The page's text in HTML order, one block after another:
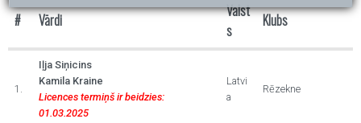
# Vārdi
Valst
s
Klubs
1.
Iļja Siņicins
Kamila Kraine
Licences termiņš ir beidzies:
01.03.2025
Latvi
a
Rēzekne